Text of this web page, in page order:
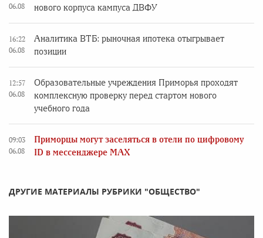
06.08
нового корпуса кампуса ДВФУ
16:22
06.08
Аналитика ВТБ: рыночная ипотека отыгрывает
позиции
12:57
06.08
Образовательные учреждения Приморья проходят
комплексную проверку перед стартом нового
учебного года
09:03
06.08
Приморцы могут заселяться в отели по цифровому
ID в мессенджере MAX
ДРУГИЕ МАТЕРИАЛЫ РУБРИКИ "ОБЩЕСТВО"